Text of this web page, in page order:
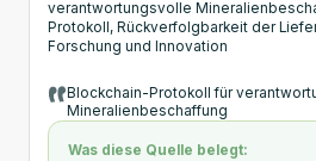
verantwortungsvolle
Protokoll, Rückverfolgbarkeit der
Forschung und Innovation
Blockchain-Protokoll für
Mineralienbeschaffung
Was diese Quelle belegt: